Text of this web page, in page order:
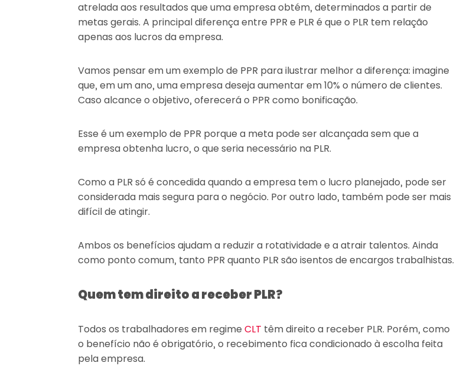
atrelada aos resultados que uma empresa obtém, determinados a partir de
metas gerais. A principal diferença entre PPR e PLR é que o PLR tem relação
apenas aos lucros da empresa.
Vamos pensar em um exemplo de PPR para ilustrar melhor a diferença: imagine
que, em um ano, uma empresa deseja aumentar em 10% o número de clientes.
Caso alcance o objetivo, oferecerá o PPR como bonificação.
Esse é um exemplo de PPR porque a meta pode ser alcançada sem que a
empresa obtenha lucro, o que seria necessário na PLR.
Como a PLR só é concedida quando a empresa tem o lucro planejado, pode ser
considerada mais segura para o negócio. Por outro lado, também pode ser mais
difícil de atingir.
Ambos os benefícios ajudam a reduzir a rotatividade e a atrair talentos. Ainda
como ponto comum, tanto PPR quanto PLR são isentos de encargos trabalhistas.
Quem tem direito a receber PLR?
Todos os trabalhadores em regime CLT têm direito a receber PLR. Porém, como
o benefício não é obrigatório, o recebimento fica condicionado à escolha feita
pela empresa.